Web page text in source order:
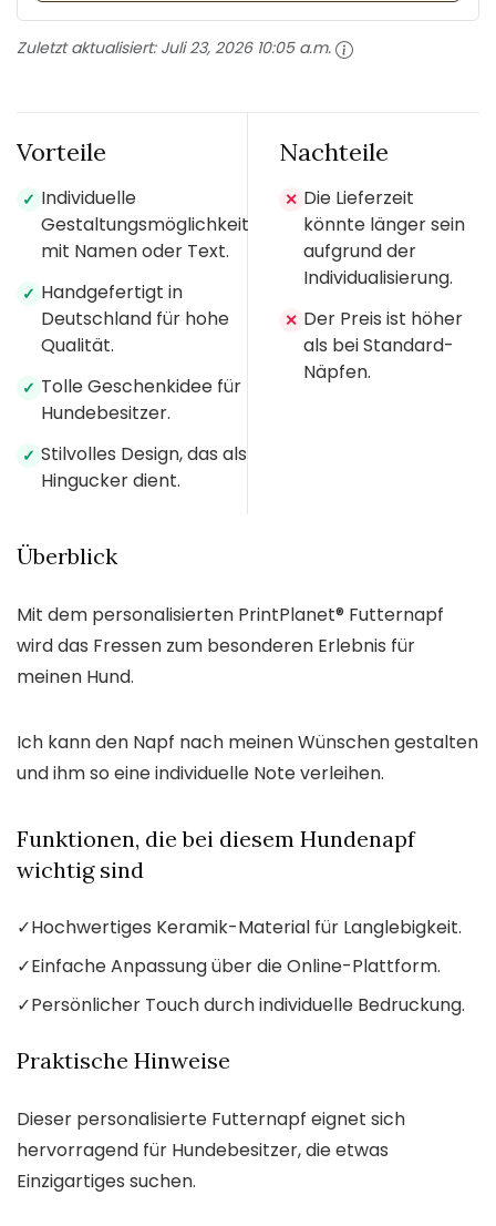
Zuletzt aktualisiert: Juli 23, 2026 10:05 a.m.
Vorteile
✓ Individuelle
Gestaltungsmöglichkeit
mit Namen oder Text.
✓ Handgefertigt in
Deutschland für hohe
Qualität.
✓ Tolle Geschenkidee für
Hundebesitzer.
✓ Stilvolles Design, das als
Hingucker dient.
Nachteile
✕ Die Lieferzeit
könnte länger sein
aufgrund der
Individualisierung.
✕ Der Preis ist höher
als bei Standard-
Näpfen.
Überblick
Mit dem personalisierten PrintPlanet® Futternapf
wird das Fressen zum besonderen Erlebnis für
meinen Hund.
Ich kann den Napf nach meinen Wünschen gestalten
und ihm so eine individuelle Note verleihen.
Funktionen, die bei diesem Hundenapf
wichtig sind
✓Hochwertiges Keramik-Material für Langlebigkeit.
✓Einfache Anpassung über die Online-Plattform.
✓Persönlicher Touch durch individuelle Bedruckung.
Praktische Hinweise
Dieser personalisierte Futternapf eignet sich
hervorragend für Hundebesitzer, die etwas
Einzigartiges suchen.